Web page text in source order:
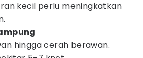
kecil perlu meningkatkan
hingga cerah berawan.